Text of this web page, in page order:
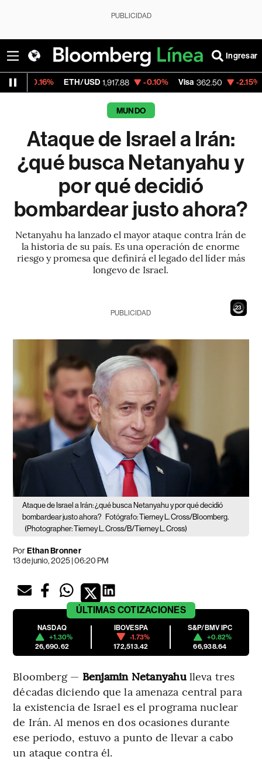
PUBLICIDAD
Ingresar
ETH/USD 1,917.88 -0.10% Visa 362.50 -2.15% MercadoLibre
MUNDO
Ataque de Israel a Irán:
¿qué busca Netanyahu y
por qué decidió
bombardear justo ahora?
Netanyahu ha lanzado el mayor ataque contra Irán de
la historia de su país. Es una operación de enorme
riesgo y promesa que definirá el legado del líder más
longevo de Israel.
21
PUBLICIDAD
Ataque de Israel a Irán: ¿qué busca Netanyahu y por qué decidió
bombardear justo ahora? Fotógrafo: Tierney L. Cross/Bloomberg.
(Photographer: Tierney L. Cross/B/Tierney L. Cross)
PorEthan Bronner
13 de junio, 2025 | 06:20 PM
ÚLTIMAS COTIZACIONES
NASDAQ
+1.30%
26,690.62
IBOVESPA
-1.73%
172,513.42
S&P/BMV IPC
+0.82%
66,938.64
Bloomberg — Benjamin Netanyahulleva tres
décadas diciendo que la amenaza central para
la existencia de Israel es el programa nuclear
de Irán. Al menos en dos ocasiones durante
ese periodo, estuvo a punto de llevar a cabo
un ataque contra él.